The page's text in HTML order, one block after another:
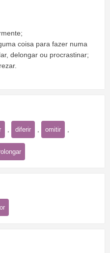
coisa para fazer numa
delongar ou procrastinar;
diferir omitir